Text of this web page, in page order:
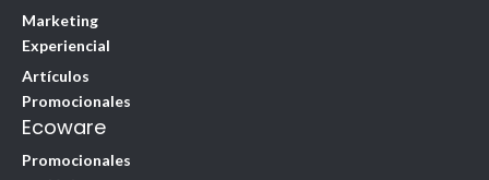
Marketing
Experiencial
Artículos
Promocionales
Ecoware
Promocionales